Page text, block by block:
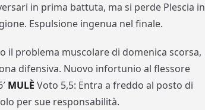
in prima battuta, ma si perde Plescia in
Espulsione ingenua nel finale.
il problema muscolare di domenica scorsa,
difensiva. Nuovo infortunio al flessore
MULÈ Voto 5,5: Entra a freddo al posto di
per sue responsabilità.